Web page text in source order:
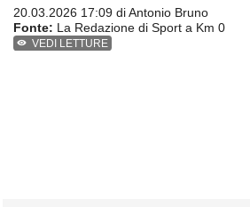
20.03.2026 17:09 diAntonio Bruno
Fonte: La Redazione di Sport a Km 0
VEDI LETTURE